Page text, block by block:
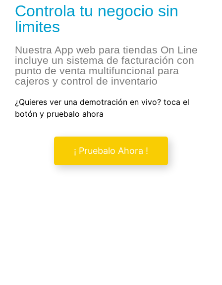
Controla tu negocio sin
limites
Nuestra App web para tiendas On Line
incluye un sistema de facturación con
punto de venta multifuncional para
cajeros y control de inventario
¿Quieres ver una demotración en vivo? toca el
botón y pruebalo ahora
¡ Pruebalo Ahora !